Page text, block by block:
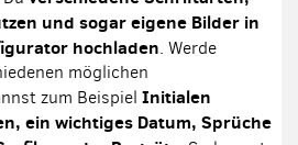
und sogar eigene Bilder in
hochladen. Werde
möglichen
zum Beispiel Initialen
ein wichtiges Datum, Sprüche